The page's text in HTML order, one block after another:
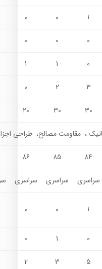
1
0
0
0
0
0
0
1
1
3
2
0
30
30
20
، مقاومت مصالح، طراحی
84
85
86
سراسری سراسری سراسری
1
0
0
0
1
0
5
3
2